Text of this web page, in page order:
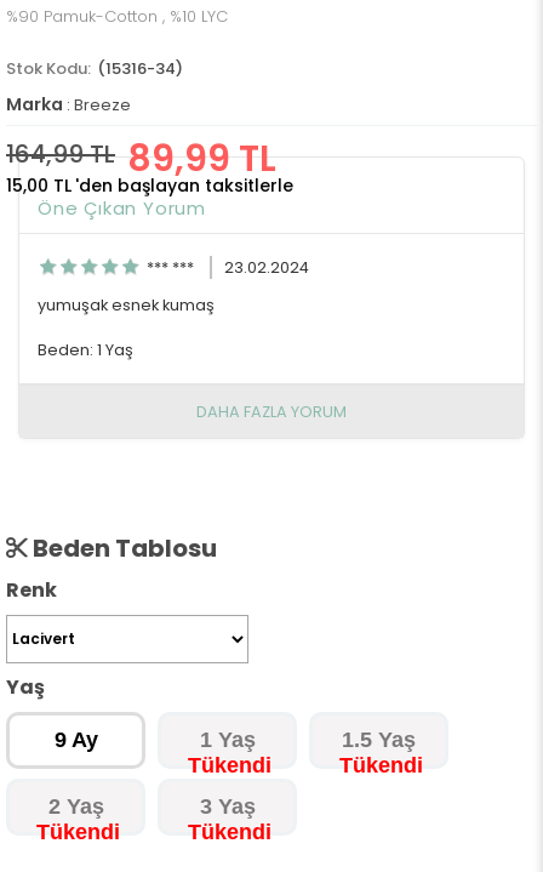
%90 Pamuk-Cotton , %10 LYC
(15316-34)
Marka : Breeze
164,99 TL 89,99 TL
15,00 TL 'den başlayan taksitlerle
Öne Çıkan Yorum
*** ***
23.02.2024
yumuşak esnek kumaş
Beden: 1 Yaş
DAHA FAZLA YORUM
Beden Tablosu
Renk
Yaş
9 Ay 1 Yaş 1.5 Yaş
2 Yaş 3 Yaş